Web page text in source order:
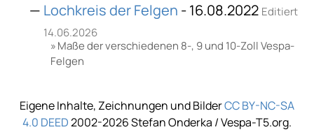
Lochkreis der Felgen - 16.08.2022 Editiert
14.06.2026
Maße der verschiedenen 8-, 9 und 10-Zoll Vespa-
Felgen
Eigene Inhalte, Zeichnungen und BilderCC BY-NC-SA
4.0 DEED2002-2026 Stefan Onderka / Vespa-T5.org.